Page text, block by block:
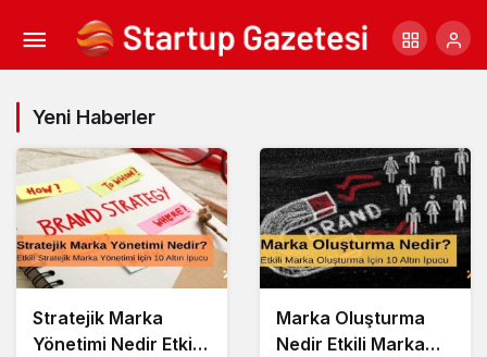
Yeni Haberler
Stratejik Marka
Yönetimi Nedir Etkili
Marka Oluşturma
Nedir Etkili Marka